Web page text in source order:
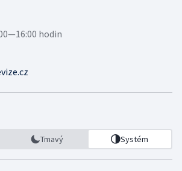
hodin
Tmavý Systém